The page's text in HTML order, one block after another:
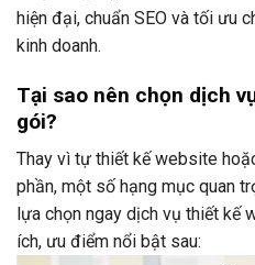
hiện đại, chuẩn SEO và tối ưu
kinh doanh.
Tại sao nên chọn dịch
gói?
Thay vì tự thiết kế website
phần, một số hạng mục quan
lựa chọn ngay dịch vụ thiết
ích, ưu điểm nổi bật sau: